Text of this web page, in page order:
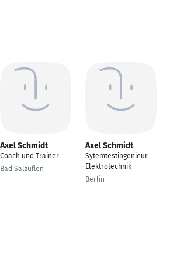
Axel Schmidt
Coach und Trainer
Bad Salzuflen
Axel Schmidt
Sytemtestingenieur
Elektrotechnik
Berlin